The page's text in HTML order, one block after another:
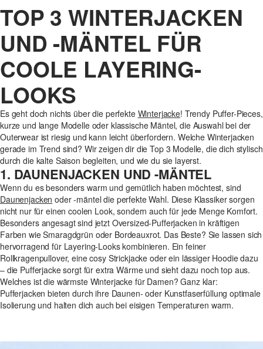
TOP 3 WINTERJACKEN
UND -MÄNTEL FÜR
COOLE LAYERING-
LOOKS
Es geht doch nichts über die perfekte Winterjacke! Trendy Puffer-Pieces,
kurze und lange Modelle oder klassische Mäntel, die Auswahl bei der
Outerwear ist riesig und kann leicht überfordern. Welche Winterjacken
gerade im Trend sind? Wir zeigen dir die Top 3 Modelle, die dich stylisch
durch die kalte Saison begleiten, und wie du sie layerst.
1. DAUNENJACKEN UND -MÄNTEL
Wenn du es besonders warm und gemütlich haben möchtest, sind
Daunenjacken oder -mäntel die perfekte Wahl. Diese Klassiker sorgen
nicht nur für einen coolen Look, sondern auch für jede Menge Komfort.
Besonders angesagt sind jetzt Oversized-Pufferjacken in kräftigen
Farben wie Smaragdgrün oder Bordeauxrot. Das Beste? Sie lassen sich
hervorragend für Layering-Looks kombinieren. Ein feiner
Rollkragenpullover, eine cosy Strickjacke oder ein lässiger Hoodie dazu
– die Pufferjacke sorgt für extra Wärme und sieht dazu noch top aus.
Welches ist die wärmste Winterjacke für Damen? Ganz klar:
Pufferjacken bieten durch ihre Daunen- oder Kunstfaserfüllung optimale
Isolierung und halten dich auch bei eisigen Temperaturen warm.